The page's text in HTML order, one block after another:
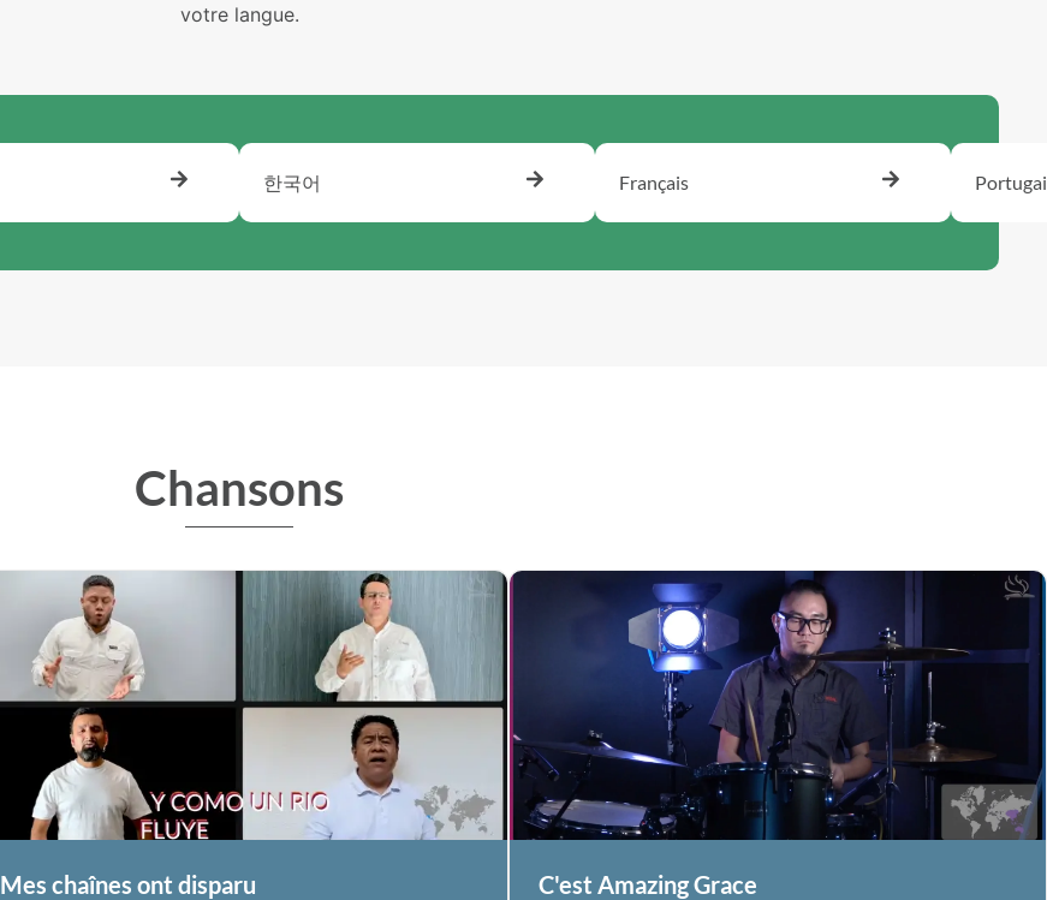
votre langue.
한국어 Français
Chansons
Mes chaînes ont disparu C'est Amazing Grace